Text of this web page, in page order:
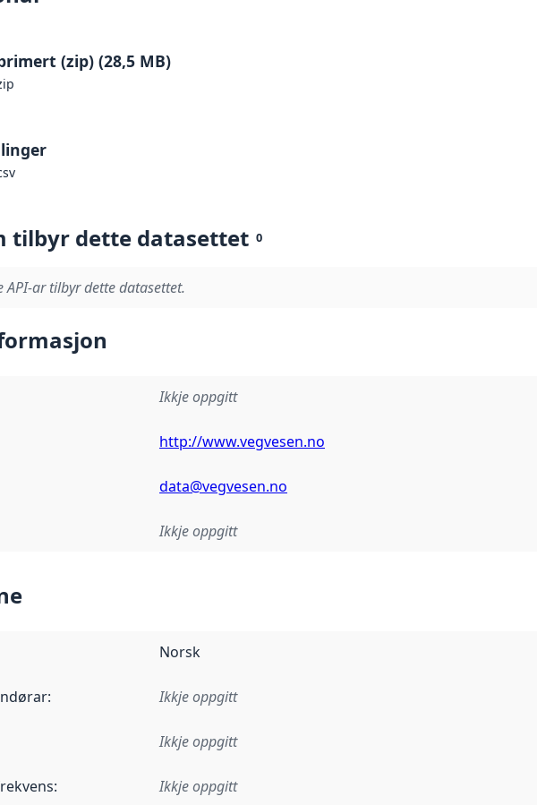
(zip) (28,5 MB)
tilbyr dette datasettet 0
API-ar tilbyr dette datasettet.
Ikkje oppgitt
http://www.vegvesen.no
data@vegvesen.no
Ikkje oppgitt
Norsk
: Ikkje oppgitt
Ikkje oppgitt
: Ikkje oppgitt